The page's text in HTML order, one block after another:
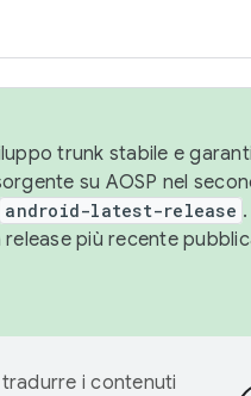
trunk stabile e
su AOSP nel
android-latest-release
più recente
i contenuti